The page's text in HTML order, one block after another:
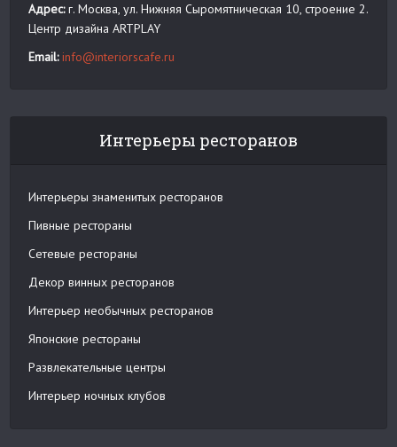
Адрес:г. Москва, ул. Нижняя Сыромятническая 10, строение 2.
Центр дизайна ARTPLAY
Email: info@interiorscafe.ru
Интерьеры ресторанов
Интерьеры знаменитых ресторанов
Пивные рестораны
Сетевые рестораны
Декор винных ресторанов
Интерьер необычных ресторанов
Японские рестораны
Развлекательные центры
Интерьер ночных клубов